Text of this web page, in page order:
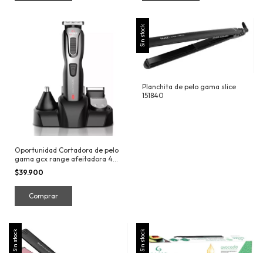
Oportunidad Cortadora de pelo
gama gcx range afeitadora 4
cabezales
$39.900
Sin stock
Planchita de pelo gama slice
151840
Sin stock Sin stock